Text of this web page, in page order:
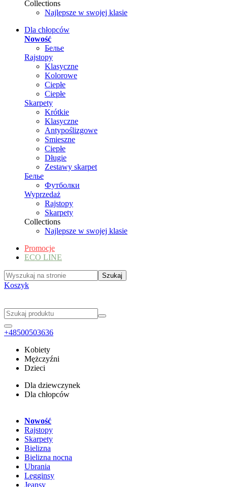
Collections
Najlepsze w swojej klasie
Dla chłopców
Nowość
Белье
Rajstopy
Klasyczne
Kolorowe
Ciepłe
Ciepłe
Skarpety
Krótkie
Klasyczne
Antypoślizgowe
Smieszne
Ciepłe
Długie
Zestawy skarpet
Белье
Футболки
Wyprzedaż
Rajstopy
Skarpety
Collections
Najlepsze w swojej klasie
Promocje
ECO LINE
Koszyk
+48500503636
Kobiety
Mężczyźni
Dzieci
Dla dziewczynek
Dla chłopców
Nowość
Rajstopy
Skarpety
Bielizna
Bielizna nocna
Ubrania
Legginsy
Jeansy